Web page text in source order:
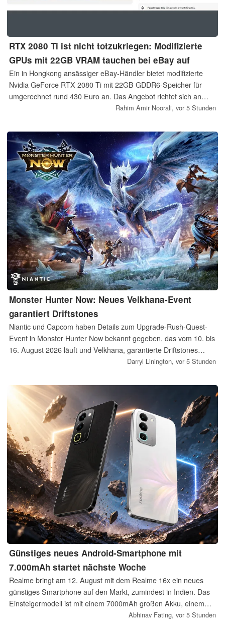
RTX 2080 Ti ist nicht totzukriegen: Modifizierte
GPUs mit 22GB VRAM tauchen bei eBay auf
Ein in Hongkong ansässiger eBay-Händler bietet modifizierte
Nvidia GeForce RTX 2080 Ti mit 22GB GDDR6-Speicher für
umgerechnet rund 430 Euro an. Das Angebot richtet sich an
Nutzer von KI-Anwendungen, die eine hohe VRAM-Kapazität zu
Rahim Amir Noorali, vor 5 Stunden
Monster Hunter Now: Neues Velkhana-Event
garantiert Driftstones
Niantic und Capcom haben Details zum Upgrade-Rush-Quest-
Event in Monster Hunter Now bekannt gegeben, das vom 10. bis
16. August 2026 läuft und Velkhana, garantierte Driftstones
Darryl Linington, vor 5 Stunden
Günstiges neues Android-Smartphone mit
7.000mAh startet nächste Woche
Realme bringt am 12. August mit dem Realme 16x ein neues
günstiges Smartphone auf den Markt, zumindest in Indien. Das
Einsteigermodell ist mit einem 7000mAh großen Akku, einem
144Hz-Display, einer 50MP-Kamera und dem MediaTek
Abhinav Fating, vor 5 Stunden